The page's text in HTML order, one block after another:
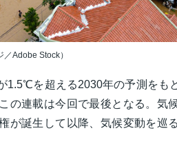
Adobe Stock）
1.5℃を超える2030年の予測をも
の連載は今回で最後となる。気
が誕生して以降、気候変動を巡